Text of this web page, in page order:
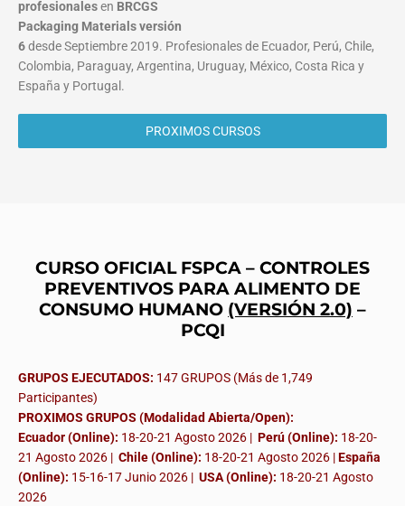
profesionalesen BRCGS
Packaging Materialsversión
6desde Septiembre 2019. Profesionales de Ecuador, Perú, Chile,
Colombia, Paraguay, Argentina, Uruguay, México, Costa Rica y
España y Portugal.
PROXIMOS CURSOS
CURSO OFICIAL FSPCA – CONTROLES
PREVENTIVOS PARA ALIMENTO DE
CONSUMO HUMANO (VERSIÓN 2.0) –
PCQI
GRUPOS EJECUTADOS: 147 GRUPOS (Más de 1,749
Participantes)
PROXIMOS GRUPOS (Modalidad Abierta/Open):
Ecuador (Online): 18-20-21 Agosto 2026 | Perú (Online): 18-20-
21 Agosto 2026 | Chile (Online): 18-20-21 Agosto 2026 |España
(Online): 15-16-17 Junio 2026 | USA (Online): 18-20-21 Agosto
2026